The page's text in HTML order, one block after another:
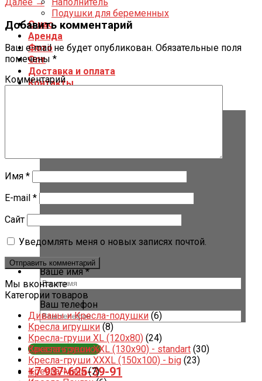
Подушки для беременных
О нас
Аренда
Фото
Опт
Доставка и оплата
Контакты
Ваше имя *
Ваш телефон
Заказать звонок
+7 937-625-39-91
Добавить комментарий
Ваш e-mail не будет опубликован. Обязательные поля
помечены *
Комментарий
Имя *
E-mail *
Сайт
Уведомлять меня о новых записях почтой.
Мы вконтакте
Категории товаров
Диваны и Кресла-подушки (6)
Кресла игрушки (8)
Кресла-груши XL (120x80) (24)
Кресла-груши XXL (130x90) - standart (30)
Кресла-груши XXXL (150x100) - big (23)
Кресла-Мячи (7)